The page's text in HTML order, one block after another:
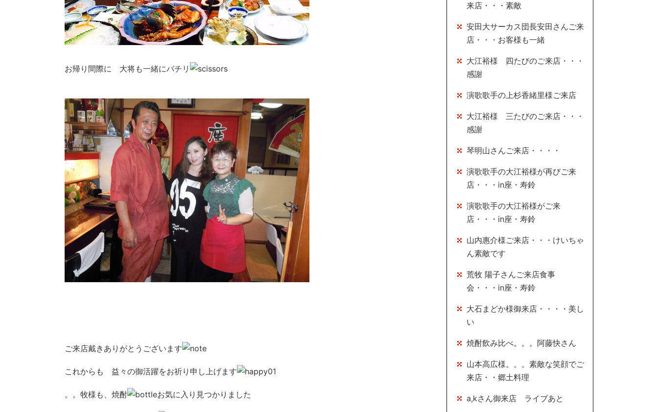
お帰り間際に 大将も一緒にパチリ
ご来店戴きありがとうございます
これからも 益々の御活躍をお祈り申し上げます
。。牧様も、焼酎 お気に入り見つかりました
来店・・・素敵
安田大サーカス団長安田さんご来
店・・・お客様も一緒
大江裕様 四たびのご来店・・・
感謝
演歌歌手の上杉香緒里様ご来店
大江裕様 三たびのご来店・・・
感謝
琴明山さんご来店・・・・
演歌歌手の大江裕様が再びご来
店・・・in座・寿鈴
演歌歌手の大江裕様がご来
店・・・in座・寿鈴
山内惠介様ご来店・・・けいちゃ
ん素敵です
荒牧 陽子さんご来店食事
会・・・in座・寿鈴
大石まどか様御来店・・・・美し
い
焼酎飲み比べ。。。阿藤快さん
山本高広様。。。素敵な笑顔でご
来店・・郷土料理
a,kさん御来店 ライブあと